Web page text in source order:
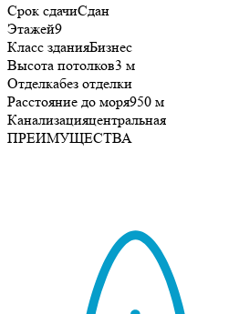
Срок сдачиСдан
Этажей9
Класс зданияБизнес
Высота потолков3 м
Отделкабез отделки
Расстояние до моря950 м
Канализацияцентральная
ПРЕИМУЩЕСТВА